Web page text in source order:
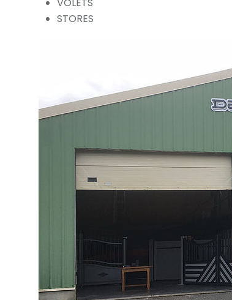
VOLETS
STORES